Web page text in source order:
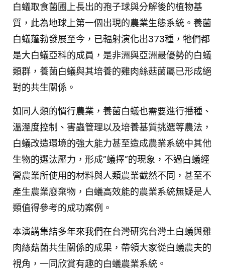
611 0
[週日閱讀科學大師1704]-次世代的化學工業－
合成生物學
695 0
[週日閱讀科學大師1701]-長期自主太空與火箭
1K 1
[週日閱讀科學大師1702]平民的太空探索：方
星未艾
605 2
[週日閱讀科學大師1703]-從實驗室到太空的放
電現象
509 0
[週日閱讀科學大師1710]-木瓜病毒絕症的防治
策略
1.3K 0
白蟻取食菌圃上長出的孢子球與分解後的植物基
質，此為地球上第一個出現的農業生態系統。養菌
白蟻蓬勃發展至今，已輻射演化出373種，牠們都
是大白蟻亞科的成員，是非洲與亞洲最優勢的白蟻
類群，養菌白蟻與其培養的雞肉絲菇菌屬已形成絕
對的共生關係。
如同人類的慣行農業，養菌白蟻也需要進行播種、
溫溼度控制、害蟲管理以及培養基質挑選等農法，
白蟻改造環境的強大能力甚至造成農業系統中其他
生物的選汰壓力，形成”蟻擇”的現象，不過白蟻經
營農業所使用的材料與人類農業截然不同，甚至不
產生農業廢棄物，白蟻高效能的農業系統無疑是人
類值得參考的成功案例。
本演講集結多年來我們在台灣研究台灣土白蟻與雞
肉絲菇菌共生關係的成果，帶領大家從白蟻農夫的
視角，一同欣賞有趣的白蟻農業系統。